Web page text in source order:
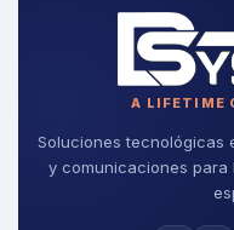
A LIFETIME
Soluciones tecnológicas
y comunicaciones para